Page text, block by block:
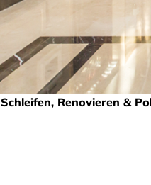
Schleifen, Renovieren &